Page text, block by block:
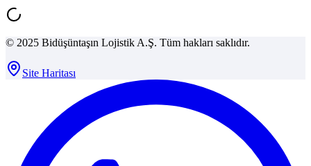
© 2025 Bidüşüntaşın Lojistik A.Ş. Tüm hakları saklıdır.
Site Haritası